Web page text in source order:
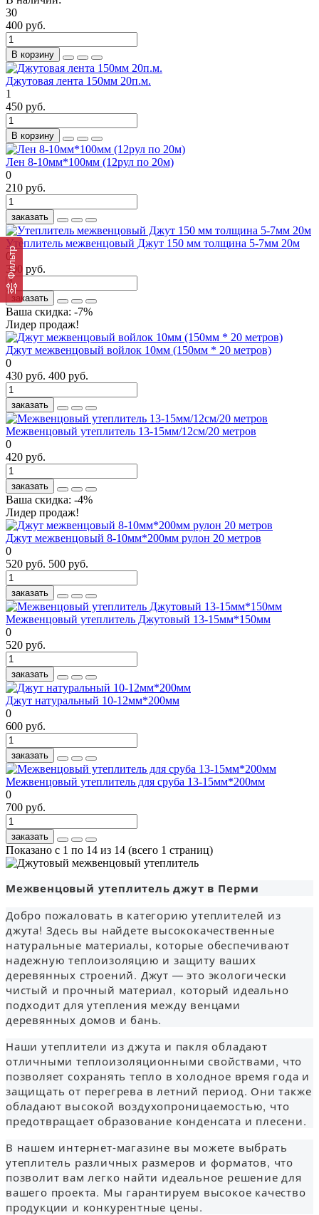
Фильтр
30
400 руб.
В корзину
Джутовая лента 150мм 20п.м.
1
450 руб.
В корзину
Лен 8-10мм*100мм (12рул по 20м)
0
210 руб.
заказать
Утеплитель межвенцовый Джут 150 мм толщина 5-7мм 20м
0
300 руб.
заказать
Ваша скидка: -7%
Лидер продаж!
Джут межвенцовый войлок 10мм (150мм * 20 метров)
0
430 руб. 400 руб.
заказать
Межвенцовый утеплитель 13-15мм/12см/20 метров
0
420 руб.
заказать
Ваша скидка: -4%
Лидер продаж!
Джут межвенцовый 8-10мм*200мм рулон 20 метров
0
520 руб. 500 руб.
заказать
Межвенцовый утеплитель Джутовый 13-15мм*150мм
0
520 руб.
заказать
Джут натуральный 10-12мм*200мм
0
600 руб.
заказать
Межвенцовый утеплитель для сруба 13-15мм*200мм
0
700 руб.
заказать
Показано с 1 по 14 из 14 (всего 1 страниц)
Межвенцовый утеплитель джут в Перми
Добро пожаловать в категорию утеплителей из
джута! Здесь вы найдете высококачественные
натуральные материалы, которые обеспечивают
надежную теплоизоляцию и защиту ваших
деревянных строений. Джут — это экологически
чистый и прочный материал, который идеально
подходит для утепления между венцами
деревянных домов и бань.
Наши утеплители из джута и пакля обладают
отличными теплоизоляционными свойствами, что
позволяет сохранять тепло в холодное время года и
защищать от перегрева в летний период. Они также
обладают высокой воздухопроницаемостью, что
предотвращает образование конденсата и плесени.
В нашем интернет-магазине вы можете выбрать
утеплитель различных размеров и форматов, что
позволит вам легко найти идеальное решение для
вашего проекта. Мы гарантируем высокое качество
продукции и конкурентные цены.